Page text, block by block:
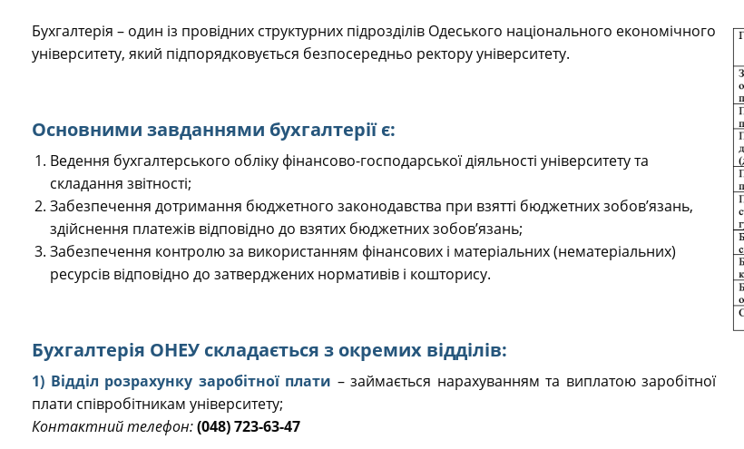
Бухгалтерія – один із провідних структурних підрозділів Одеського національного економічного
університету, який підпорядковується безпосередньо ректору університету.
Основними завданнями бухгалтерії є:
Ведення бухгалтерського обліку фінансово-господарської діяльності університету та
складання звітності;
Забезпечення дотримання бюджетного законодавства при взятті бюджетних зобов’язань,
здійснення платежів відповідно до взятих бюджетних зобов’язань;
Забезпечення контролю за використанням фінансових і матеріальних (нематеріальних)
ресурсів відповідно до затверджених нормативів і кошторису.
Бухгалтерія ОНЕУ складається з окремих відділів:
1) Відділ розрахунку заробітної плати – займається нарахуванням та виплатою заробітної
плати співробітникам університету;
Контактний телефон:(048) 723-63-47